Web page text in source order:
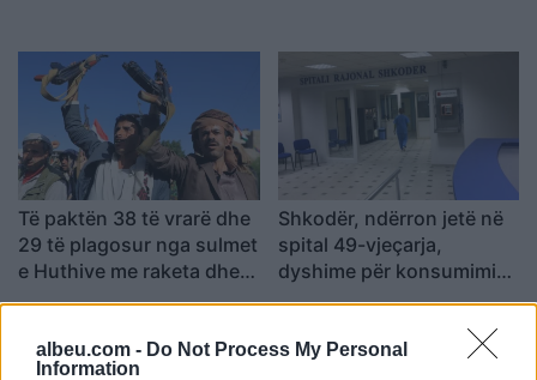
albeu.com - Do Not Process My Personal
Information
Të paktën 38 të vrarë dhe
29 të plagosur nga sulmet
e Huthive me raketa dhe
dronë kundër ushtrisë së
Shkodër, ndërron jetë në
spital 49-vjeçarja,
dyshime për konsumimin
e një sasie të madhe